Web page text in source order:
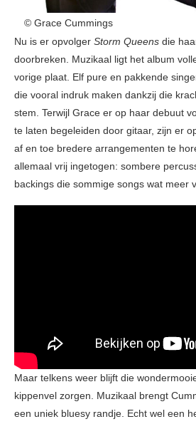
© Grace Cummings
Nu is er opvolger Storm Queens die
doorbreken. Muzikaal ligt het album
vorige plaat. Elf pure en pakkende
die vooral indruk maken dankzij die
stem. Terwijl Grace er op haar debuut
te laten begeleiden door gitaar, zijn er
af en toe bredere arrangementen te
allemaal vrij ingetogen: sombere
backings die sommige songs wat meer
Maar telkens weer blijft die
kippenvel zorgen. Muzikaal brengt
een uniek bluesy randje. Echt wel een